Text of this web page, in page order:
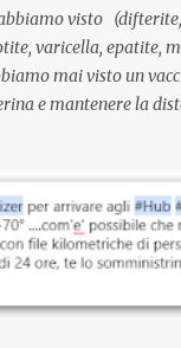
visto
varicella, epatite,
mai visto un
e mantenere la
mai sentito
Non avevamo
che non l’hanno
prima cercato di
mai visto un